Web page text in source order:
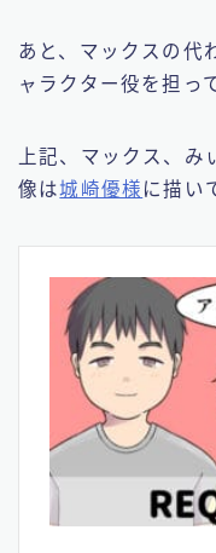
あと、マックスの代
ャラクター役を担っ
上記、マックス、
像は城崎優様 に描い